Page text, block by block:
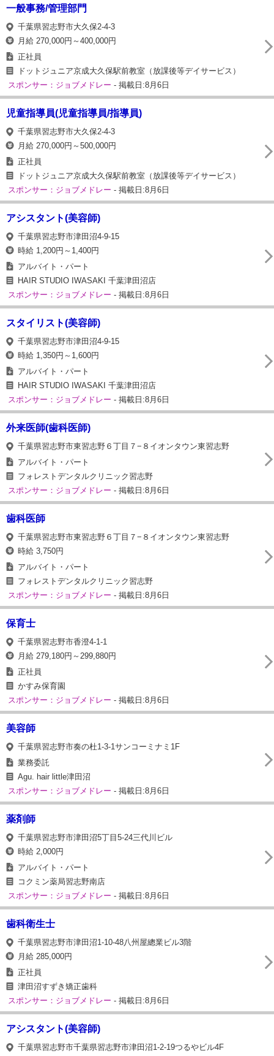
一般事務/管理部門
千葉県習志野市大久保2-4-3
月給 270,000円～400,000円
正社員
ドットジュニア京成大久保駅前教室（放課後等デイサービス）
スポンサー：ジョブメドレー - 掲載日:8月6日
児童指導員(児童指導員/指導員)
千葉県習志野市大久保2-4-3
月給 270,000円～500,000円
正社員
ドットジュニア京成大久保駅前教室（放課後等デイサービス）
スポンサー：ジョブメドレー - 掲載日:8月6日
アシスタント(美容師)
千葉県習志野市津田沼4-9-15
時給 1,200円～1,400円
アルバイト・パート
HAIR STUDIO IWASAKI 千葉津田沼店
スポンサー：ジョブメドレー - 掲載日:8月6日
スタイリスト(美容師)
千葉県習志野市津田沼4-9-15
時給 1,350円～1,600円
アルバイト・パート
HAIR STUDIO IWASAKI 千葉津田沼店
スポンサー：ジョブメドレー - 掲載日:8月6日
外来医師(歯科医師)
千葉県習志野市東習志野６丁目７−８イオンタウン東習志野
アルバイト・パート
フォレストデンタルクリニック習志野
スポンサー：ジョブメドレー - 掲載日:8月6日
歯科医師
千葉県習志野市東習志野６丁目７−８イオンタウン東習志野
時給 3,750円
アルバイト・パート
フォレストデンタルクリニック習志野
スポンサー：ジョブメドレー - 掲載日:8月6日
保育士
千葉県習志野市香澄4-1-1
月給 279,180円～299,880円
正社員
かすみ保育園
スポンサー：ジョブメドレー - 掲載日:8月6日
美容師
千葉県習志野市奏の杜1-3-1サンコーミナミ1F
業務委託
Agu. hair little津田沼
スポンサー：ジョブメドレー - 掲載日:8月6日
薬剤師
千葉県習志野市津田沼5丁目5-24三代川ビル
時給 2,000円
アルバイト・パート
コクミン薬局習志野南店
スポンサー：ジョブメドレー - 掲載日:8月6日
歯科衛生士
千葉県習志野市津田沼1-10-48八州屋總業ビル3階
月給 285,000円
正社員
津田沼すずき矯正歯科
スポンサー：ジョブメドレー - 掲載日:8月6日
アシスタント(美容師)
千葉県習志野市千葉県習志野市津田沼1-2-19つるやビル4F